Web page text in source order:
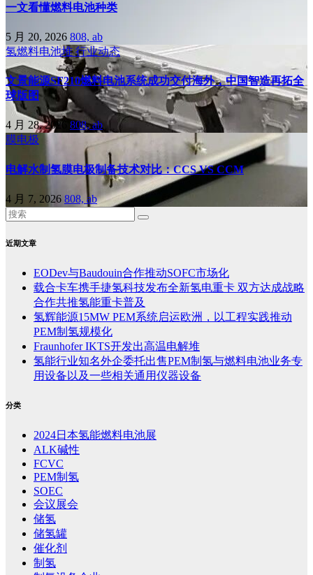
一文看懂燃料电池种类
5 月 20, 2026 808, ab
氢燃料电池堆行业动态
文景能源SF210燃料电池系统成功交付海外，中国智造再拓全
球版图
4 月 28, 2026 808, ab
膜电极
电解水制氢膜电极制备技术对比：CCS VS CCM
4 月 7, 2026 808, ab
近期文章
EODev与Baudouin合作推动SOFC市场化
载合卡车携手捷氢科技发布全新氢电重卡 双方达成战略
合作共推氢能重卡普及
氢辉能源15MW PEM系统启运欧洲，以工程实践推动
PEM制氢规模化
Fraunhofer IKTS开发出高温电解堆
氢能行业知名外企委托出售PEM制氢与燃料电池业务专
用设备以及一些相关通用仪器设备
分类
2024日本氢能燃料电池展
ALK碱性
FCVC
PEM制氢
SOEC
会议展会
储氢
储氢罐
催化剂
制氢